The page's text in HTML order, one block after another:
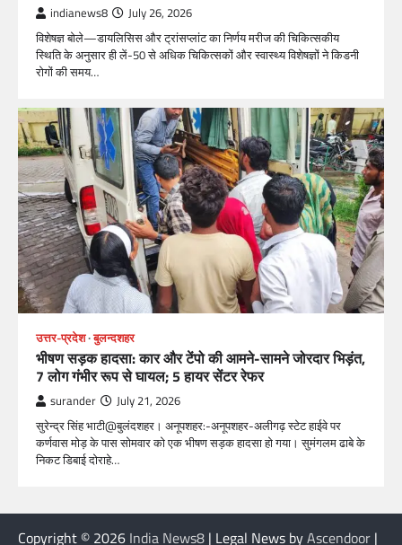
indianews8 July 26, 2026
विशेषज्ञ बोले—डायलिसिस और ट्रांसप्लांट का निर्णय मरीज की चिकित्सकीय
स्थिति के अनुसार ही लें-50 से अधिक चिकित्सकों और स्वास्थ्य विशेषज्ञों ने किडनी
रोगों की समय…
उत्तर-प्रदेश बुलन्दशहर
भीषण सड़क हादसा: कार और टेंपो की आमने-सामने जोरदार भिड़ंत,
7 लोग गंभीर रूप से घायल; 5 हायर सेंटर रेफर​
surander July 21, 2026
सुरेन्द्र सिंह भाटी@बुलंदशहर। अनूपशहर:-अनूपशहर-अलीगढ़ स्टेट हाईवे पर
कर्णवास मोड़ के पास सोमवार को एक भीषण सड़क हादसा हो गया। सुमंगलम ढाबे के
निकट डिबाई दोराहे…
Copyright © 2026 India News8 | Legal News byAscendoor |